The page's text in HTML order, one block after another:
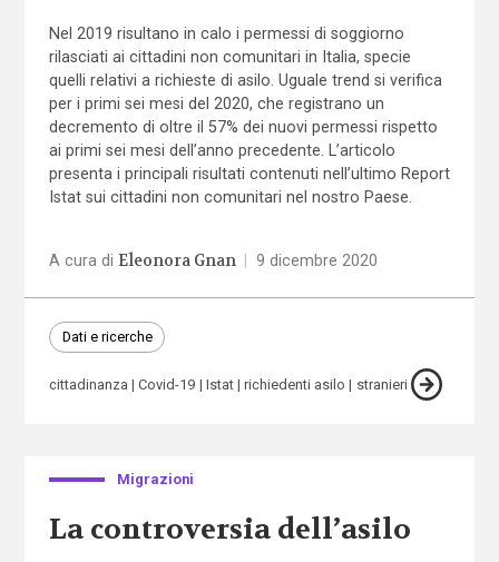
Nel 2019 risultano in calo i permessi di soggiorno
rilasciati ai cittadini non comunitari in Italia, specie
quelli relativi a richieste di asilo. Uguale trend si verifica
per i primi sei mesi del 2020, che registrano un
decremento di oltre il 57% dei nuovi permessi rispetto
ai primi sei mesi dell’anno precedente. L’articolo
presenta i principali risultati contenuti nell’ultimo Report
Istat sui cittadini non comunitari nel nostro Paese.
A cura di Eleonora Gnan 9 dicembre 2020
Dati e ricerche
cittadinanza Covid-19 Istat richiedenti asilo stranieri
Migrazioni
La controversia dell’asilo